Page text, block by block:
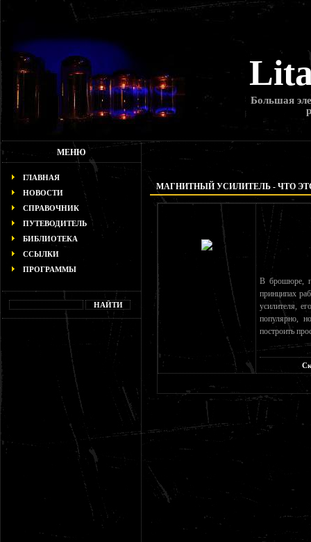
Большая
МЕНЮ
ГЛАВНАЯ
НОВОСТИ
СПРАВОЧНИК
ПУТЕВОДИТЕЛЬ
БИБЛИОТЕКА
ССЫЛКИ
ПРОГРАММЫ
МАГНИТНЫЙ УСИЛИТЕЛЬ - ЧТО
В брошюре,
принципах
усилителя,
популярно,
построить